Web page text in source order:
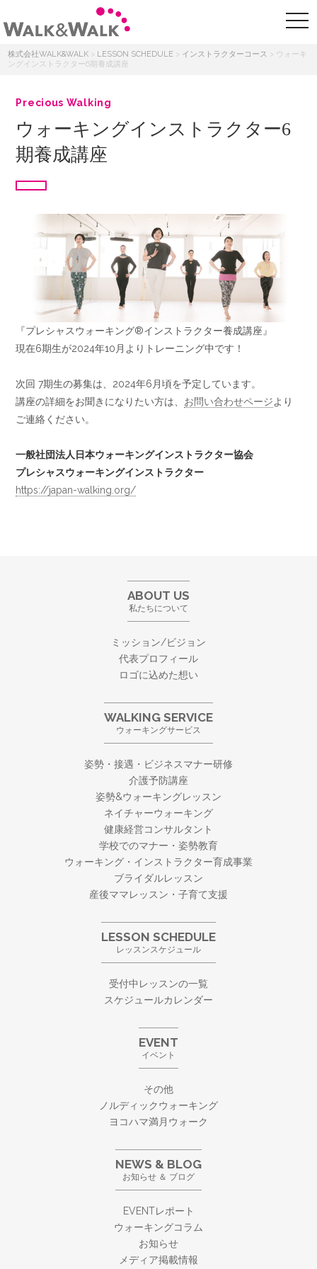
株式会社WALK&WALK > LESSON SCHEDULE > インストラクターコース > ウォーキ
ングインストラクター6期養成講座
Precious Walking
ウォーキングインストラクター6
期養成講座
『プレシャスウォーキング®︎インストラクター養成講座』
現在6期生が2024年10月よりトレーニング中です！
次回 7期生の募集は、2024年6月頃を予定しています。
講座の詳細をお聞きになりたい方は、 お問い合わせページより
ご連絡ください。
一般社団法人日本ウォーキングインストラクター協会
プレシャスウォーキングインストラクター
https://japan-walking.org/
ABOUT US
私たちについて
ミッション/ビジョン
代表プロフィール
ロゴに込めた想い
WALKING SERVICE
ウォーキングサービス
姿勢・接遇・ビジネスマナー研修
介護予防講座
姿勢&ウォーキングレッスン
ネイチャーウォーキング
健康経営コンサルタント
学校でのマナー・姿勢教育
ウォーキング・ インストラクター育成事業
ブライダルレッスン
産後ママレッスン・子育て支援
LESSON SCHEDULE
レッスンスケジュール
受付中レッスンの一覧
スケジュールカレンダー
EVENT
イベント
その他
ノルディックウォーキング
ヨコハマ満月ウォーク
NEWS & BLOG
お知らせ ＆ ブログ
EVENTレポート
ウォーキングコラム
お知らせ
メディア掲載情報